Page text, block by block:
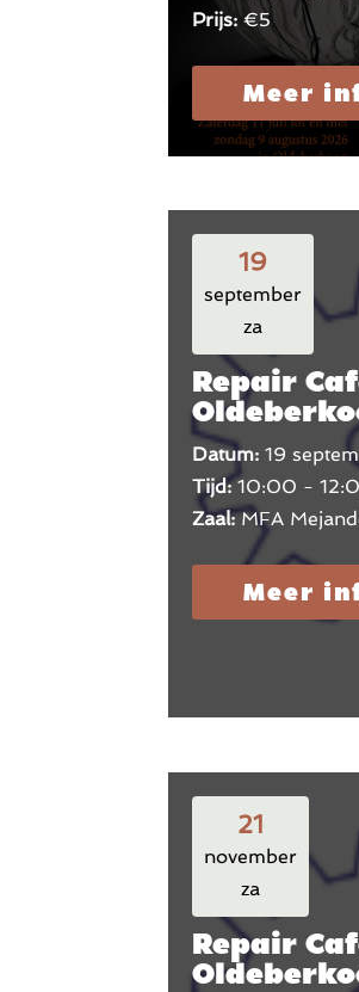
Prijs:€5
Meer
19
september
za
Repair
Datum:19
Tijd:10:00 -
Zaal:MFA
Meer
21
november
za
Repair